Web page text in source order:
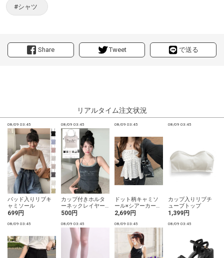
Share Tweet で送る
#シャツ
リアルタイム注文状況
08/09 03:45
パッド入りリブキ
ャミソール
699円
08/09 03:45
カップ付きホルタ
ーネックレイヤー
ド風キャミソール
500円
08/09 03:45
ドット柄キャミソ
ール×シアーカーデ
ィガンアンサンブ
2,699円
08/09 03:45
カップ入りリブチ
ューブトップ
1,399円
08/09 03:45 08/09 03:45 08/09 03:45 08/09 03:45